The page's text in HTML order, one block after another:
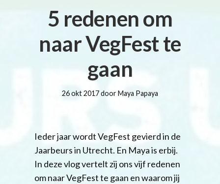
5 redenen om
naar VegFest te
gaan
26 okt 2017 door Maya Papaya
Ieder jaar wordt VegFest gevierd in de
Jaarbeurs in Utrecht. En Maya is erbij.
In deze vlog vertelt zij ons vijf redenen
om naar VegFest te gaan en waarom jij